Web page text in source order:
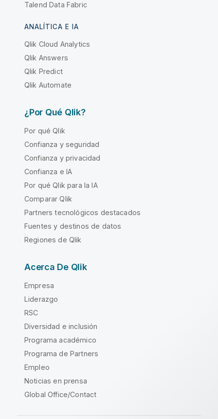
Talend Data Fabric
ANALÍTICA E IA
Qlik Cloud Analytics
Qlik Answers
Qlik Predict
Qlik Automate
¿Por Qué Qlik?
Por qué Qlik
Confianza y seguridad
Confianza y privacidad
Confianza e IA
Por qué Qlik para la IA
Comparar Qlik
Partners tecnológicos destacados
Fuentes y destinos de datos
Regiones de Qlik
Acerca De Qlik
Empresa
Liderazgo
RSC
Diversidad e inclusión
Programa académico
Programa de Partners
Empleo
Noticias en prensa
Global Office/Contact